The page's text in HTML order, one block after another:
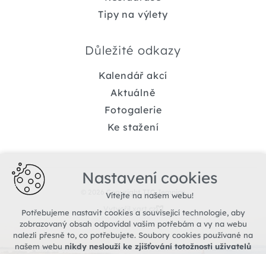
Tipy na výlety
Důležité odkazy
Kalendář akcí
Aktuálně
Fotogalerie
Ke stažení
© 2026 Copyright TIC Jemnice
Vytvořil xart.cz
Nastavení cookies
Vítejte na našem webu!
Potřebujeme nastavit cookies a související technologie, aby
zobrazovaný obsah odpovídal vašim potřebám a vy na webu
nalezli přesně to, co potřebujete. Soubory cookies používané na
našem webu nikdy neslouží ke zjišťování totožnosti uživatelů